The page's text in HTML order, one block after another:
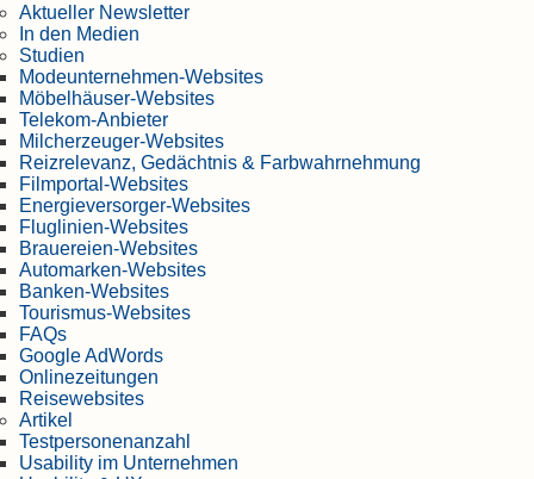
Aktueller Newsletter
In den Medien
Studien
Modeunternehmen-Websites
Möbelhäuser-Websites
Telekom-Anbieter
Milcherzeuger-Websites
Reizrelevanz, Gedächtnis & Farbwahrnehmung
Filmportal-Websites
Energieversorger-Websites
Fluglinien-Websites
Brauereien-Websites
Automarken-Websites
Banken-Websites
Tourismus-Websites
FAQs
Google AdWords
Onlinezeitungen
Reisewebsites
Artikel
Testpersonenanzahl
Usability im Unternehmen